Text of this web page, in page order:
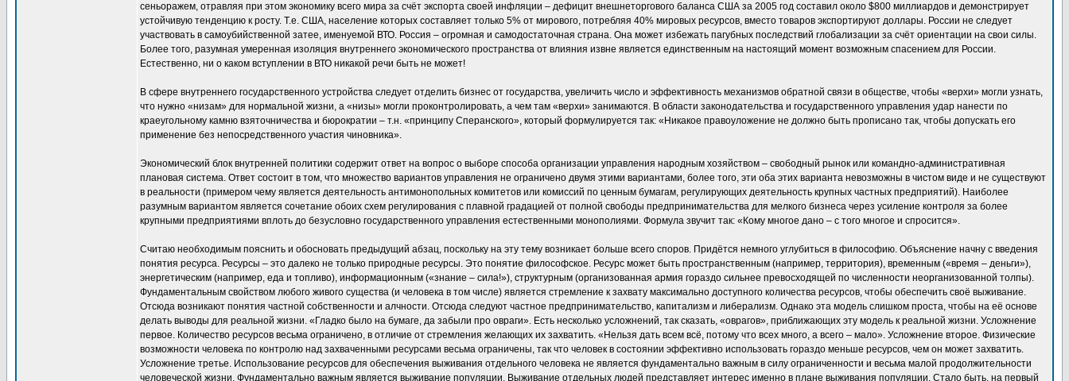
сеньоражем, отравляя при этом экономику всего мира за счёт экспорта своей инфляции – дефицит внешнеторгового баланса США за 2005 год составил около $800 миллиардов и демонстрирует
устойчивую тенденцию к росту. Т.е. США, население которых составляет только 5% от мирового, потребляя 40% мировых ресурсов, вместо товаров экспортируют доллары. России не следует
участвовать в самоубийственной затее, именуемой ВТО. Россия – огромная и самодостаточная страна. Она может избежать пагубных последствий глобализации за счёт ориентации на свои силы.
Более того, разумная умеренная изоляция внутреннего экономического пространства от влияния извне является единственным на настоящий момент возможным спасением для России.
Естественно, ни о каком вступлении в ВТО никакой речи быть не может!
В сфере внутреннего государственного устройства следует отделить бизнес от государства, увеличить число и эффективность механизмов обратной связи в обществе, чтобы «верхи» могли узнать,
что нужно «низам» для нормальной жизни, а «низы» могли проконтролировать, а чем там «верхи» занимаются. В области законодательства и государственного управления удар нанести по
краеугольному камню взяточничества и бюрократии – т.н. «принципу Сперанского», который формулируется так: «Никакое правоуложение не должно быть прописано так, чтобы допускать его
применение без непосредственного участия чиновника».
Экономический блок внутренней политики содержит ответ на вопрос о выборе способа организации управления народным хозяйством – свободный рынок или командно-административная
плановая система. Ответ состоит в том, что множество вариантов управления не ограничено двумя этими вариантами, более того, эти оба этих варианта невозможны в чистом виде и не существуют
в реальности (примером чему является деятельность антимонопольных комитетов или комиссий по ценным бумагам, регулирующих деятельность крупных частных предприятий). Наиболее
разумным вариантом является сочетание обоих схем регулирования с плавной градацией от полной свободы предпринимательства для мелкого бизнеса через усиление контроля за более
крупными предприятиями вплоть до безусловно государственного управления естественными монополиями. Формула звучит так: «Кому многое дано – с того многое и спросится».
Считаю необходимым пояснить и обосновать предыдущий абзац, поскольку на эту тему возникает больше всего споров. Придётся немного углубиться в философию. Объяснение начну с введения
понятия ресурса. Ресурсы – это далеко не только природные ресурсы. Это понятие философское. Ресурс может быть пространственным (например, территория), временным («время – деньги»),
энергетическим (например, еда и топливо), информационным («знание – сила!»), структурным (организованная армия гораздо сильнее превосходящей по численности неорганизованной толпы).
Фундаментальным свойством любого живого существа (и человека в том числе) является стремление к захвату максимально доступного количества ресурсов, чтобы обеспечить своё выживание.
Отсюда возникают понятия частной собственности и алчности. Отсюда следуют частное предпринимательство, капитализм и либерализм. Однако эта модель слишком проста, чтобы на её основе
делать выводы для реальной жизни. «Гладко было на бумаге, да забыли про овраги». Есть несколько усложнений, так сказать, «оврагов», приближающих эту модель к реальной жизни. Усложнение
первое. Количество ресурсов весьма ограничено, в отличие от стремления желающих их захватить. «Нельзя дать всем всё, потому что всех много, а всего – мало». Усложнение второе. Физические
возможности человека по контролю над захваченными ресурсами весьма ограничены, так что человек в состоянии эффективно использовать гораздо меньше ресурсов, чем он может захватить.
Усложнение третье. Использование ресурсов для обеспечения выживания отдельного человека не является фундаментально важным в силу ограниченности и весьма малой продолжительности
человеческой жизни. Фундаментально важным является выживание популяции. Выживание отдельных людей представляет интерес именно в плане выживания популяции. Стало быть, на первый